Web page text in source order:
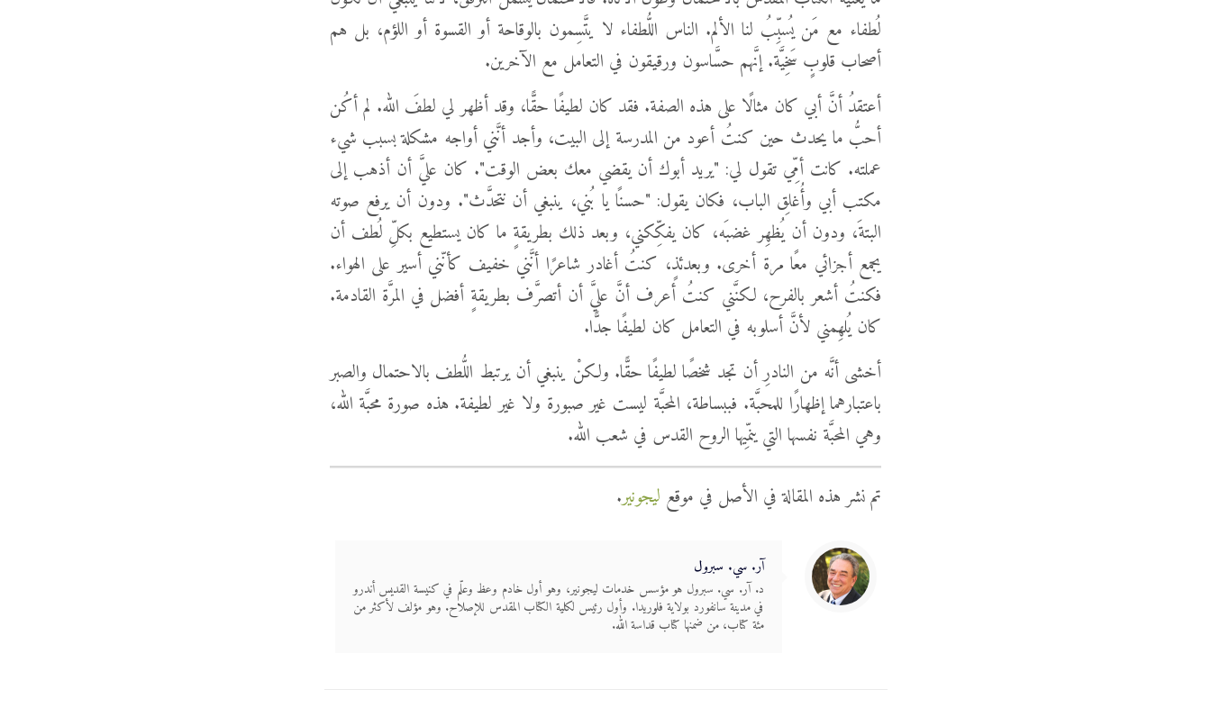
لُطفاء مع مَن يُسبِّبُ لنا الألم. الناس اللُّطفاء لا يتَّسِمون بالوقاحة أو القسوة أو اللؤم، بل هم
أصحاب قلوبٍ سَخِيَّة. إنَّهم حسَّاسون ورقيقون في التعامل مع الآخرين.
أعتقدُ أنَّ أبي كان مثالًا على هذه الصفة. فقد كان لطيفًا حقًّا، وقد أظهر لي لطفَ الله. لم أكُن
أحبُّ ما يحدث حين كنتُ أعود من المدرسة إلى البيت، وأجد أنَّني أواجه مشكلة بسبب شيء
عملته. كانت أمِّي تقول لي: "يريد أبوك أن يقضي معك بعض الوقت". كان عليَّ أن أذهب إلى
مكتب أبي وأُغلِق الباب، فكان يقول: "حسنًا يا بُني، ينبغي أن نتحدَّث". ودون أن يرفع صوته
البتةَ، ودون أن يُظهِر غضبَه، كان يفكِّكني، وبعد ذلك بطريقةٍ ما كان يستطيع بكلِّ لُطف أن
يجمع أجزائي معًا مرة أخرى. وبعدئذٍ، كنتُ أغادر شاعرًا أنَّني خفيف كأنّني أسير على الهواء.
فكنتُ أشعر بالفرح، لكنَّني كنتُ أعرف أنَّ عليَّ أن أتصرَّف بطريقةٍ أفضل في المرَّة القادمة.
كان يُلهِمني لأنَّ أسلوبه في التعامل كان لطيفًا جدًّا.
أخشى أنَّه من النادرِ أن تجد شخصًا لطيفًا حقًّا. ولكنْ ينبغي أن يرتبط اللُّطف بالاحتمال والصبر
باعتبارهما إظهارًا للمحبَّة. فببساطة، المحبَّة ليست غير صبورة ولا غير لطيفة. هذه صورة محبَّة الله،
وهي المحبَّة نفسها التي ينمِّيها الروح القدس في شعب الله.
تم نشر هذه المقالة في الأصل في موقع ليجونير.
آر. سي. سبرول
د. آر. سي. سبرول هو مؤسس خدمات ليجونير، وهو أول خادم وعظ وعلّم في كنيسة القديس أندرو
في مدينة سانفورد بولاية فلوريدا. وأول رئيس لكلية الكتاب المقدس للإصلاح. وهو مؤلف لأكثر من
مئة كتاب، من ضمنها كتاب قداسة الله.